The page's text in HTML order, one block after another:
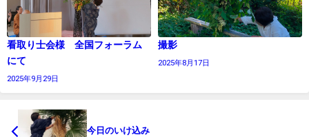
看取り士会様 全国フォーラム
にて
2025年9月29日
撮影
2025年8月17日
今日のいけ込み